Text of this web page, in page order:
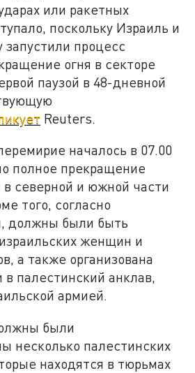
или ракетных
поскольку Израиль и
процесс
огня в секторе
паузой в 48-дневной
Reuters.
началось в 07.00
полное прекращение
северной и южной части
того, согласно
должны были быть
женщин и
а также организована
палестинский анклав,
армией.
были
несколько палестинских
находятся в тюрьмах